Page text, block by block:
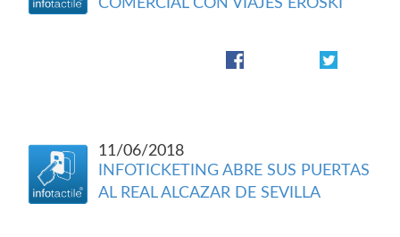
COMERCIAL CON VIAJES EROSKI
11/06/2018
INFOTICKETING ABRE SUS PUERTAS
AL REAL ALCAZAR DE SEVILLA